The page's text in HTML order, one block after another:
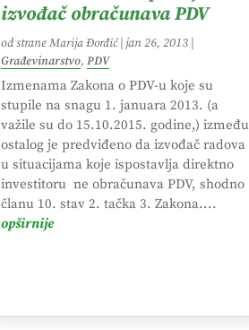
izvođač obračunava PDV
od straneMarija Đorđić| jan 26, 2013|
Građevinarstvo, PDV
Izmenama Zakona o PDV-u koje su
stupile na snagu 1. januara 2013. (a
važile su do 15.10.2015. godine,) između
ostalog je predviđeno da izvođač radova
u situacijama koje ispostavlja direktno
investitoru ne obračunava PDV, shodno
članu 10. stav 2. tačka 3. Zakona....
opširnije